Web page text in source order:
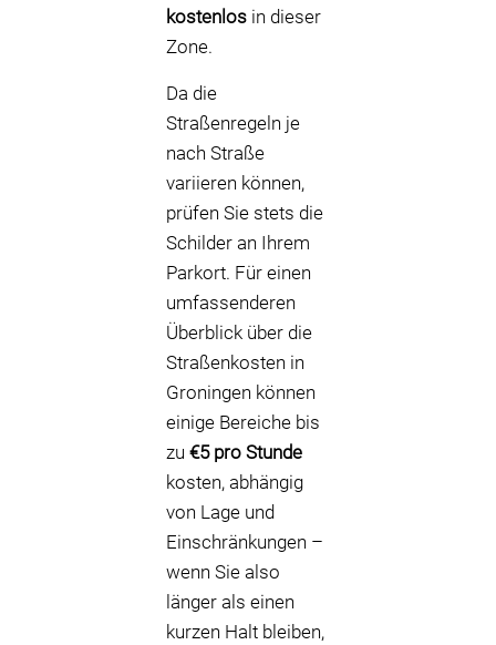
kostenlos in dieser
Zone.
Da die
Straßenregeln je
nach Straße
variieren können,
prüfen Sie stets die
Schilder an Ihrem
Parkort. Für einen
umfassenderen
Überblick über die
Straßenkosten in
Groningen können
einige Bereiche bis
zu €5 pro Stunde
kosten, abhängig
von Lage und
Einschränkungen –
wenn Sie also
länger als einen
kurzen Halt bleiben,